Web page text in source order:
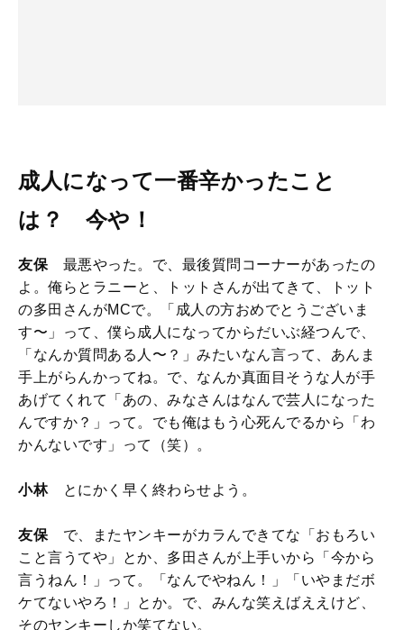
成人になって一番辛かったこと
は？ 今や！
友保 最悪やった。で、最後質問コーナーがあったの
よ。俺らとラニーと、トットさんが出てきて、トット
の多田さんがMCで。「成人の方おめでとうございま
す〜」って、僕ら成人になってからだいぶ経つんで、
「なんか質問ある人〜？」みたいなん言って、あんま
手上がらんかってね。で、なんか真面目そうな人が手
あげてくれて「あの、みなさんはなんで芸人になった
んですか？」って。でも俺はもう心死んでるから「わ
かんないです」って（笑）。
小林とにかく早く終わらせよう。
友保 で、またヤンキーがカラんできてな「おもろい
こと言うてや」とか、多田さんが上手いから「今から
言うねん！」って。「なんでやねん！」「いやまだボ
ケてないやろ！」とか。で、みんな笑えばええけど、
そのヤンキーしか笑てない。